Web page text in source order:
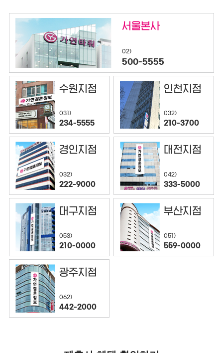
서울본사
02)
500-5555
수원지점
031)
234-5555
인천지점
032)
210-3700
경인지점
032)
222-9000
대전지점
042)
333-5000
대구지점
053)
210-0000
부산지점
051)
559-0000
광주지점
062)
442-2000